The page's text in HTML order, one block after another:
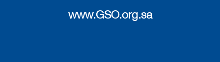
www.GSO.org.sa